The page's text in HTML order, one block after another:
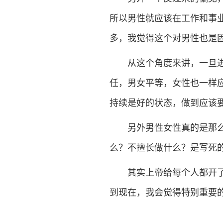
所以男性就应该在工作和事
多，我觉得这个对男性也是
从这个角度来讲，一旦进
任，男女平等，女性也一样
持续是好的状态，做到应该
另外男性女性真的是那么
么？不擅长做什么？是写死
其实上帝给每个人都开了
到现在，我会觉得特别重要